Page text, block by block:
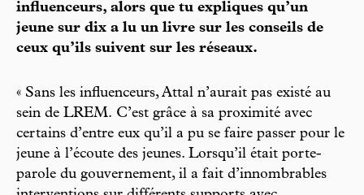
influenceurs, alors que tu expliques qu’un
jeune sur dix a lu un livre sur les conseils de
ceux qu’ils suivent sur les réseaux.
« Sans les influenceurs, Attal n’aurait pas existé au
sein de LREM. C’est grâce à sa proximité avec
certains d’entre eux qu’il a pu se faire passer pour le
jeune à l’écoute des jeunes. Lorsqu’il était porte-
parole du gouvernement, il a fait d’innombrables